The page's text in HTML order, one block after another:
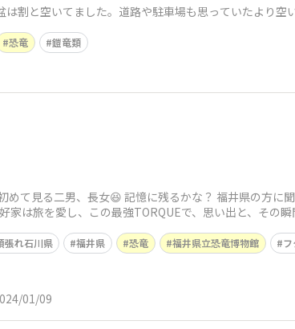
割と空いてました。道路や駐車場も思っていたより空
恐竜 鎧竜類
て見る二男、長女😆 記憶に残るかな？ 福井県の方に
家は旅を愛し、この最強TORQUEで、思い出と、その
張れ石川県 福井県 恐竜 福井県立恐竜博物館
01/09